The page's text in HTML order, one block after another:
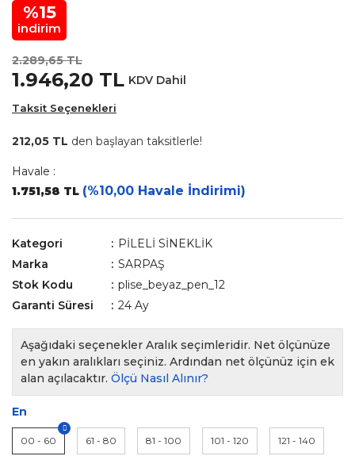
%15
indirim
2.289,65 TL
1.946,20 TL KDV Dahil
Taksit Seçenekleri
212,05 TL den başlayan taksitlerle!
Havale :
1.751,58 TL (%10,00 Havale İndirimi)
Kategori
PİLELİ SİNEKLİK
Marka
SARPAŞ
Stok Kodu
plise_beyaz_pen_12
Garanti Süresi
24 Ay
Aşağıdaki seçenekler Aralık seçimleridir. Net ölçünüze
en yakın aralıkları seçiniz. Ardından net ölçünüz için ek
alan açılacaktır. Ölçü Nasıl Alınır?
En
00 - 60 61 - 80 81 - 100 101 - 120 121 - 140